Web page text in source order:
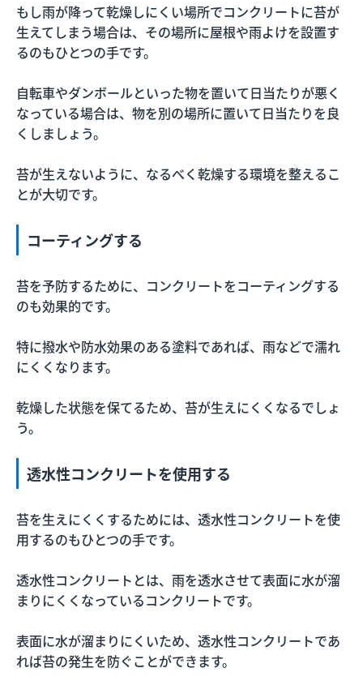
もし雨が降って乾燥しにくい場所でコンクリートに苔が
生えてしまう場合は、その場所に屋根や雨よけを設置す
るのもひとつの手です。
自転車やダンボールといった物を置いて日当たりが悪く
なっている場合は、物を別の場所に置いて日当たりを良
くしましょう。
苔が生えないように、なるべく乾燥する環境を整えるこ
とが大切です。
コーティングする
苔を予防するために、コンクリートをコーティングする
のも効果的です。
特に撥水や防水効果のある塗料であれば、雨などで濡れ
にくくなります。
乾燥した状態を保てるため、苔が生えにくくなるでしょ
う。
透水性コンクリートを使用する
苔を生えにくくするためには、透水性コンクリートを使
用するのもひとつの手です。
透水性コンクリートとは、雨を透水させて表面に水が溜
まりにくくなっているコンクリートです。
表面に水が溜まりにくいため、透水性コンクリートであ
れば苔の発生を防ぐことができます。